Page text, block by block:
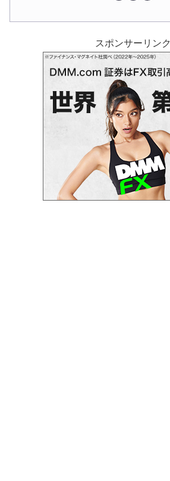
スポンサーリンク